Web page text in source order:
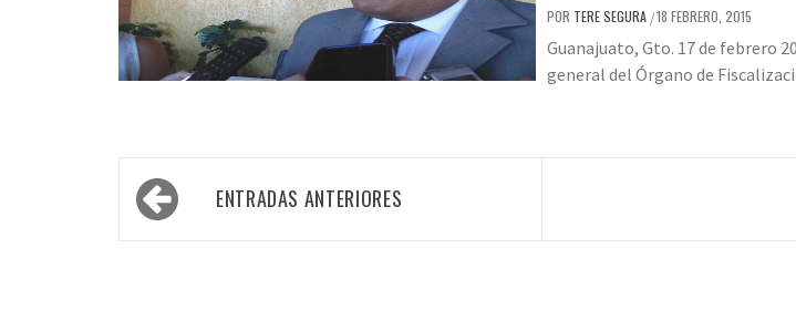
POR TERE SEGURA /18 FEBRERO, 2015
Guanajuato, Gto. 17 de febrero
general del Órgano de
Navegación
de ENTRADAS ANTERIORES